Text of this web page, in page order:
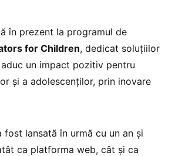
în prezent la programul de
for Children, dedicat soluțiilor
un impact pozitiv pentru
și a adolescenților, prin inovare
fost lansată în urmă cu un an și
ca platforma web, cât și ca